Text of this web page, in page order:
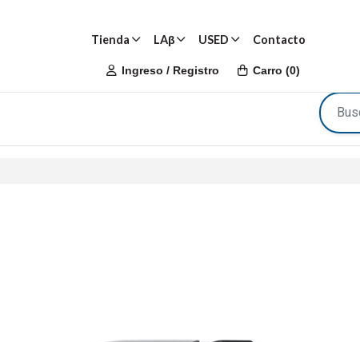
Tienda LAβ USED Contacto
Ingreso / Registro Carro (0)